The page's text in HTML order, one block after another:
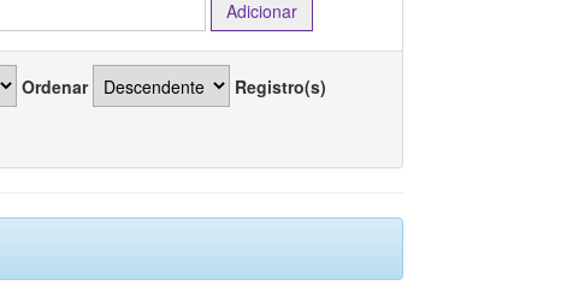
Ordenar Registro(s)